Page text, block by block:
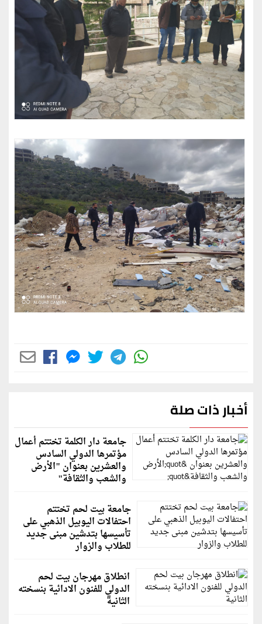
أخبار ذات صلة
جامعة دار الكلمة تختتم أعمال
مؤتمرها الدولي السادس
والعشرين بعنوان "الأرض
والشعب والثقافة"
جامعة بيت لحم تختتم
احتفالات اليوبيل الذهبي على
تأسيسها بتدشين مبنى جديد
للطلاب والزوار
انطلاق مهرجان بيت لحم
الدولي للفنون الادائية بنسخته
الثانية